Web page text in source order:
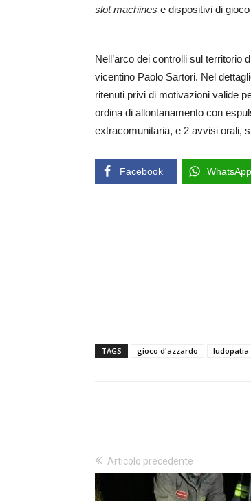
slot machines e dispositivi di
Nell’arco dei controlli sul territorio
vicentino Paolo Sartori. Nel
ritenuti privi di motivazioni valide
ordina di allontanamento con
extracomunitaria, e 2 avvisi orali,
Facebook WhatsApp
TAGS gioco d'azzardo ludopatia
Articolo precedente